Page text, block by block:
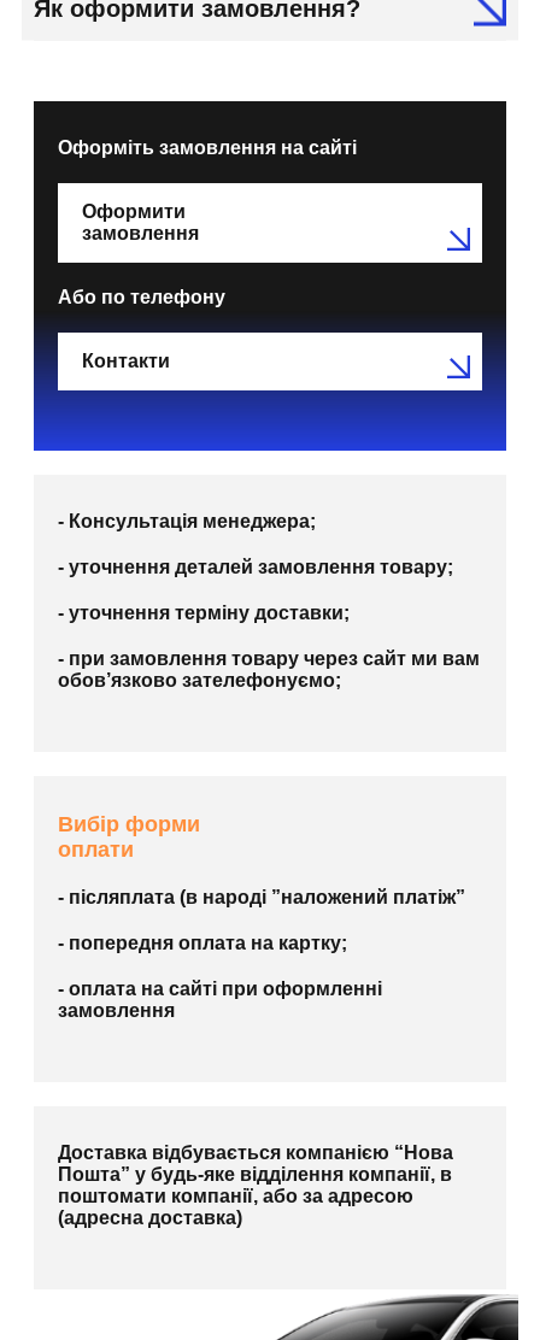
Як оформити замовлення?
Оформіть замовлення на сайті
Оформити
замовлення
Або по телефону
Контакти
- Консультація менеджера;
- уточнення деталей замовлення товару;
- уточнення терміну доставки;
- при замовлення товару через сайт ми вам
обов’язково зателефонуємо;
Вибір форми
оплати
- післяплата (в народі ”наложений платіж”
- попередня оплата на картку;
- оплата на сайті при оформленні
замовлення
Доставка відбувається компанією “Нова
Пошта” у будь-яке відділення компанії, в
поштомати компанії, або за адресою
(адресна доставка)